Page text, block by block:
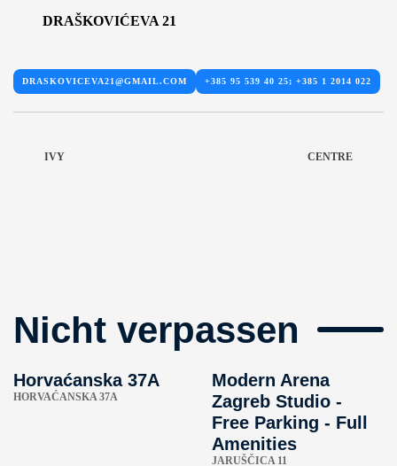
DRAŠKOVIĆEVA 21
DRASKOVICEVA21@GMAIL.COM +385 95 539 40 25; +385 1 2014 022
IVY CENTRE
Nicht verpassen
Horvaćanska 37A
HORVAĆANSKA 37A
Modern Arena
Zagreb Studio -
Free Parking - Full
Amenities
JARUŠČICA 11